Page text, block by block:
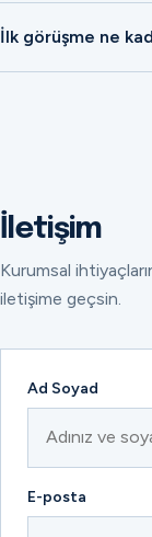
İlk görüşme ne
İletişim
Kurumsal
iletişime geçsin.
Ad Soyad
E-posta